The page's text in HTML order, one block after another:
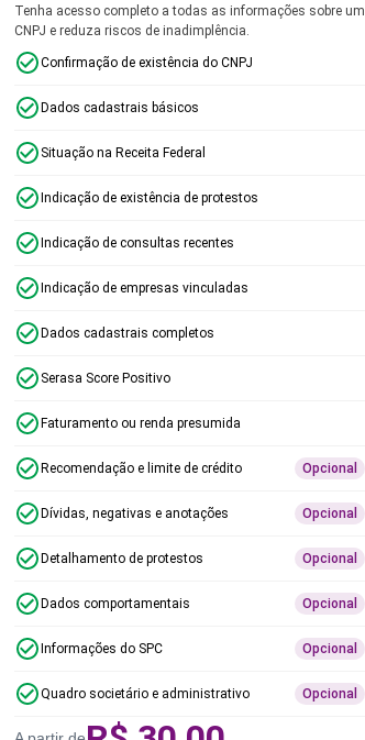
Tenha acesso completo a todas as informações sobre um
CNPJ e reduza riscos de inadimplência.
Confirmação de existência do CNPJ
Dados cadastrais básicos
Situação na Receita Federal
Indicação de existência de protestos
Indicação de consultas recentes
Indicação de empresas vinculadas
Dados cadastrais completos
Serasa Score Positivo
Faturamento ou renda presumida
Recomendação e limite de crédito Opcional
Dívidas, negativas e anotações Opcional
Detalhamento de protestos Opcional
Dados comportamentais Opcional
Informações do SPC Opcional
Quadro societário e administrativo Opcional